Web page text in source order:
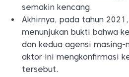
semakin kencang.
Akhirnya, pada tahun
menunjukan bukti bahwa
dan kedua agensi masing-
aktor ini mengkonfirmasi
tersebut.